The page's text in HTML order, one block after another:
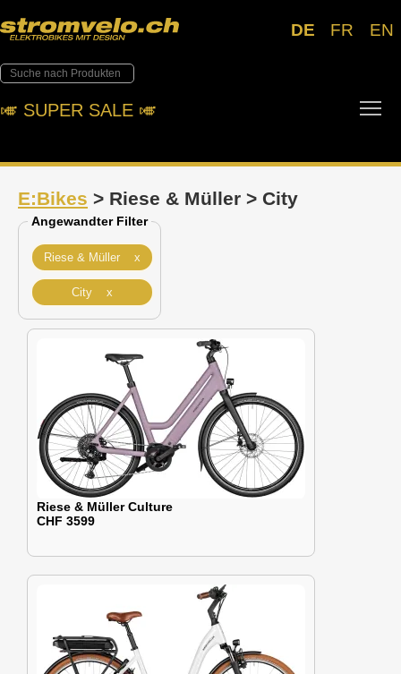
DE FR EN
🎺︎ SUPER SALE 🎺︎
E:Bikes > Riese & Müller > City
Angewandter Filter
Riese & Müller x
City x
Riese & Müller Culture
CHF 3599